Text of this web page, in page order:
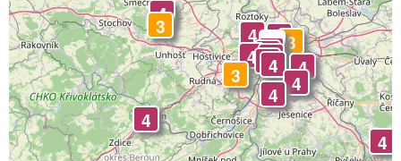
3
4
4
-
4
4
3
4 4
4
44 4
4
4
4
3
4